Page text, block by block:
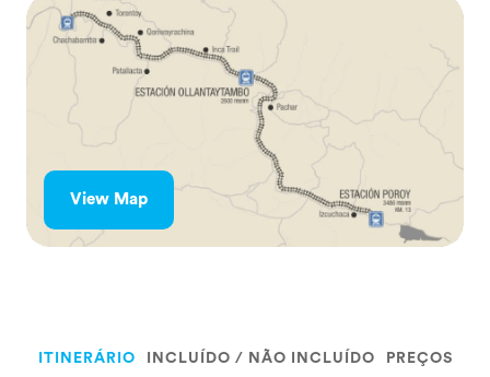
View Map
ITINERÁRIO INCLUÍDO / NÃO INCLUÍDO PREÇOS